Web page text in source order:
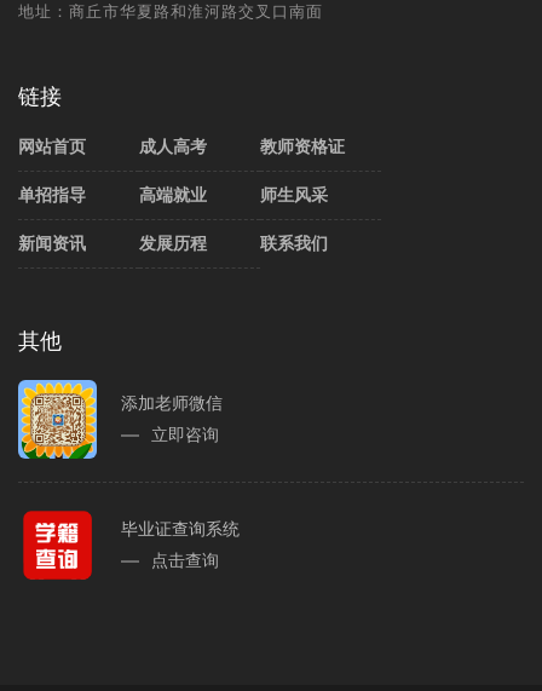
地址：商丘市华夏路和淮河路交叉口南面
链接
网站首页 成人高考 教师资格证
单招指导 高端就业 师生风采
新闻资讯 发展历程 联系我们
其他
添加老师微信
立即咨询
毕业证查询系统
点击查询